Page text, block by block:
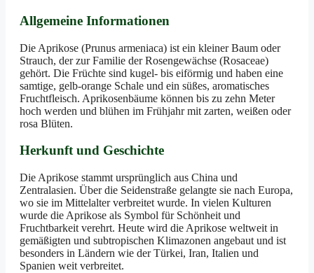
Allgemeine Informationen
Die Aprikose (Prunus armeniaca) ist ein kleiner Baum oder
Strauch, der zur Familie der Rosengewächse (Rosaceae)
gehört. Die Früchte sind kugel- bis eiförmig und haben eine
samtige, gelb-orange Schale und ein süßes, aromatisches
Fruchtfleisch. Aprikosenbäume können bis zu zehn Meter
hoch werden und blühen im Frühjahr mit zarten, weißen oder
rosa Blüten.
Herkunft und Geschichte
Die Aprikose stammt ursprünglich aus China und
Zentralasien. Über die Seidenstraße gelangte sie nach Europa,
wo sie im Mittelalter verbreitet wurde. In vielen Kulturen
wurde die Aprikose als Symbol für Schönheit und
Fruchtbarkeit verehrt. Heute wird die Aprikose weltweit in
gemäßigten und subtropischen Klimazonen angebaut und ist
besonders in Ländern wie der Türkei, Iran, Italien und
Spanien weit verbreitet.